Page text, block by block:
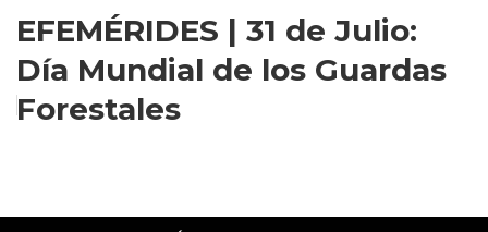
EFEMÉRIDES | 31 de Julio:
Día Mundial de los Guardas
Forestales